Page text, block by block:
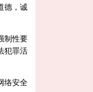
德，诚
制性要
犯罪活
络安全